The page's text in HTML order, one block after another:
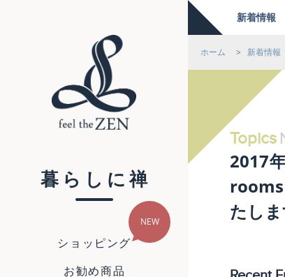
feel the ZEN
暮らしに禅
ショッピング
お勧め商品
新着情報
ホーム > 新着情報
Topics
2017
rooms
たしま